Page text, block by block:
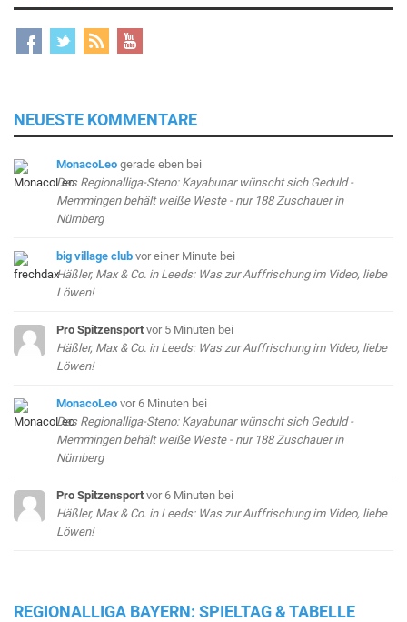
NEUESTE KOMMENTARE
MonacoLeo gerade eben bei
Das Regionalliga-Steno: Kayabunar wünscht sich Geduld -
Memmingen behält weiße Weste - nur 188 Zuschauer in
Nürnberg
big village club vor einer Minute bei
Häßler, Max & Co. in Leeds: Was zur Auffrischung im Video, liebe
Löwen!
Pro Spitzensport vor 5 Minuten bei
Häßler, Max & Co. in Leeds: Was zur Auffrischung im Video, liebe
Löwen!
MonacoLeo vor 6 Minuten bei
Das Regionalliga-Steno: Kayabunar wünscht sich Geduld -
Memmingen behält weiße Weste - nur 188 Zuschauer in
Nürnberg
Pro Spitzensport vor 6 Minuten bei
Häßler, Max & Co. in Leeds: Was zur Auffrischung im Video, liebe
Löwen!
REGIONALLIGA BAYERN: SPIELTAG & TABELLE